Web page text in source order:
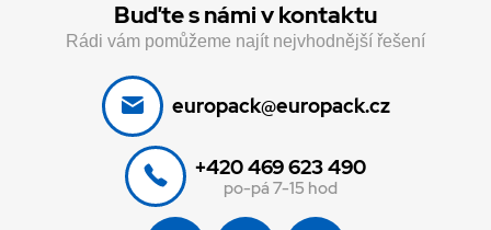
Buďte s námi v kontaktu
Rádi vám pomůžeme najít nejvhodnější řešení
europack@europack.cz
+420 469 623 490
po-pá 7-15 hod